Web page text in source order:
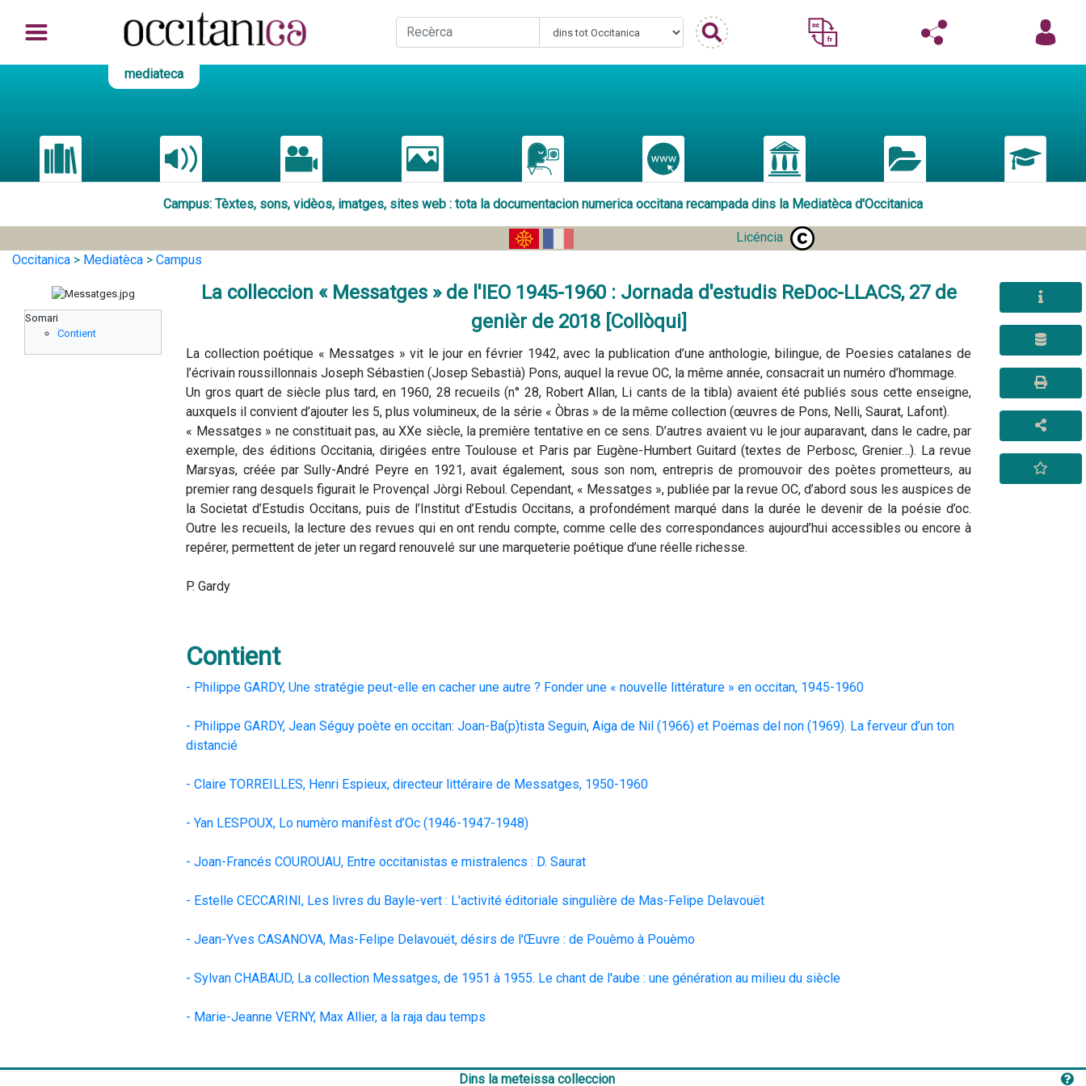
mediateca
Campus: Tèxtes, sons, vidèos, imatges, sites web : tota la documentacion numerica occitana recampada dins la Mediatèca d'Occitanica
Licéncia
Occitanica > Mediatèca > Campus
Somari
Contient
La colleccion « Messatges » de l'IEO 1945-1960 : Jornada d'estudis ReDoc-LLACS, 27 de
genièr de 2018 [Collòqui]
La collection poétique « Messatges » vit le jour en février 1942, avec la publication d’une anthologie, bilingue, de Poesies catalanes de
l’écrivain roussillonnais Joseph Sébastien (Josep Sebastià) Pons, auquel la revue OC, la même année, consacrait un numéro d’hommage.
Un gros quart de siècle plus tard, en 1960, 28 recueils (n° 28, Robert Allan, Li cants de la tibla) avaient été publiés sous cette enseigne,
auxquels il convient d’ajouter les 5, plus volumineux, de la série « Òbras » de la même collection (œuvres de Pons, Nelli, Saurat, Lafont).
« Messatges » ne constituait pas, au XXe siècle, la première tentative en ce sens. D’autres avaient vu le jour auparavant, dans le cadre, par
exemple, des éditions Occitania, dirigées entre Toulouse et Paris par Eugène-Humbert Guitard (textes de Perbosc, Grenier…). La revue
Marsyas, créée par Sully-André Peyre en 1921, avait également, sous son nom, entrepris de promouvoir des poètes prometteurs, au
premier rang desquels figurait le Provençal Jòrgi Reboul. Cependant, « Messatges », publiée par la revue OC, d’abord sous les auspices de
la Societat d’Estudis Occitans, puis de l’Institut d’Estudis Occitans, a profondément marqué dans la durée le devenir de la poésie d’oc.
Outre les recueils, la lecture des revues qui en ont rendu compte, comme celle des correspondances aujourd’hui accessibles ou encore à
repérer, permettent de jeter un regard renouvelé sur une marqueterie poétique d’une réelle richesse.
P. Gardy
Contient
- Philippe GARDY, Une stratégie peut-elle en cacher une autre ? Fonder une « nouvelle littérature » en occitan, 1945-1960
- Philippe GARDY, Jean Séguy poète en occitan: Joan-Ba(p)tista Seguin, Aiga de Nil (1966) et Poëmas del non (1969). La ferveur d’un ton
distancié
- Claire TORREILLES, Henri Espieux, directeur littéraire de Messatges, 1950-1960
- Yan LESPOUX, Lo numèro manifèst d’Oc (1946-1947-1948)
- Joan-Francés COUROUAU, Entre occitanistas e mistralencs : D. Saurat
- Estelle CECCARINI, Les livres du Bayle-vert : L'activité éditoriale singulière de Mas-Felipe Delavouët
- Jean-Yves CASANOVA, Mas-Felipe Delavouët, désirs de l'Œuvre : de Pouèmo à Pouèmo
- Sylvan CHABAUD, La collection Messatges, de 1951 à 1955. Le chant de l'aube : une génération au milieu du siècle
- Marie-Jeanne VERNY, Max Allier, a la raja dau temps
Dins la meteissa colleccion